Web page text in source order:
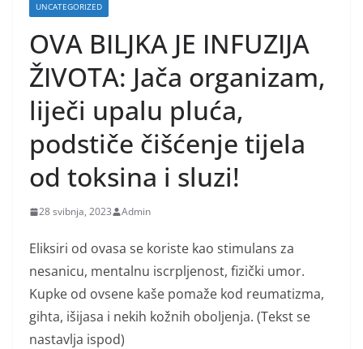
UNCATEGORIZED
OVA BILJKA JE INFUZIJA
ŽIVOTA: Jača organizam,
liječi upalu pluća,
podstiče čišćenje tijela
od toksina i sluzi!
28 svibnja, 2023 Admin
Eliksiri od ovasa se koriste kao stimulans za
nesanicu, mentalnu iscrpljenost, fizički umor.
Kupke od ovsene kaše pomaže kod reumatizma,
gihta, išijasa i nekih kožnih oboljenja. (Tekst se
nastavlja ispod)